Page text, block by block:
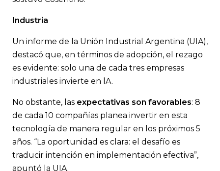
Industria
Un informe de la Unión Industrial Argentina (UIA),
destacó que, en términos de adopción, el rezago
es evidente: solo una de cada tres empresas
industriales invierte en lA.
No obstante, las expectativas son favorables: 8
de cada 10 compañías planea invertir en esta
tecnología de manera regular en los próximos 5
años. “La oportunidad es clara: el desafío es
traducir intención en implementación efectiva”,
apuntó la UIA.